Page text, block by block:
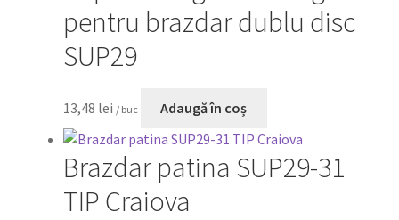
pentru brazdar dublu disc
SUP29
13,48 lei / buc Adaugă în coș
Brazdar patina SUP29-31
TIP Craiova